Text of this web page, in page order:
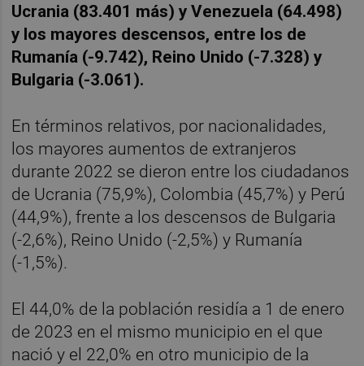
Ucrania (83.401 más) y Venezuela (64.498)
y los mayores descensos, entre los de
Rumanía (-9.742), Reino Unido (-7.328) y
Bulgaria (-3.061).
En términos relativos, por nacionalidades,
los mayores aumentos de extranjeros
durante 2022 se dieron entre los ciudadanos
de Ucrania (75,9%), Colombia (45,7%) y Perú
(44,9%), frente a los descensos de Bulgaria
(-2,6%), Reino Unido (-2,5%) y Rumanía
(-1,5%).
El 44,0% de la población residía a 1 de enero
de 2023 en el mismo municipio en el que
nació y el 22,0% en otro municipio de la